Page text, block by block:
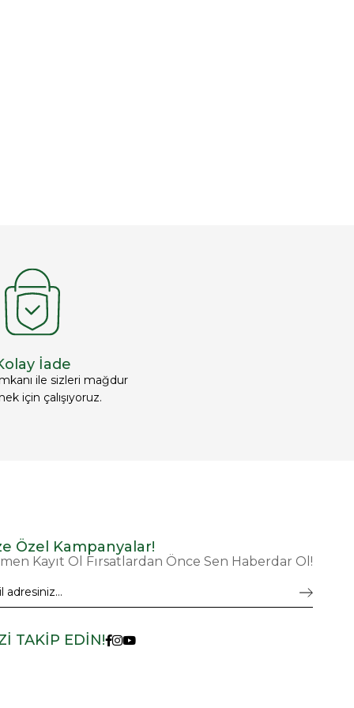
İade
ile sizleri mağdur
için çalışıyoruz.
Özel Kampanyalar!
Kayıt Ol Fırsatlardan Önce Sen Haberdar Ol!
TAKİP EDİN!